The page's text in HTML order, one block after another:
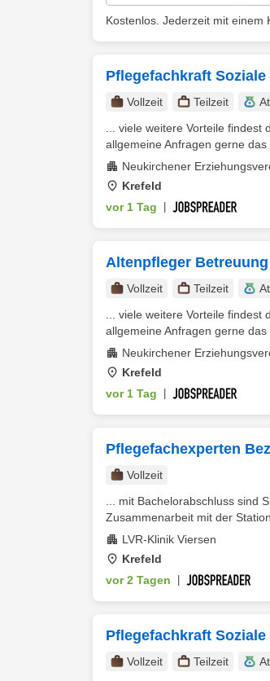
Kostenlos. Jederzeit mit einem
Pflegefachkraft
Vollzeit Teilzeit
... viele weitere Vorteile
allgemeine Anfragen gerne das
Neukirchener
Krefeld
vor 1 Tag
Altenpfleger
Vollzeit Teilzeit
... viele weitere Vorteile
allgemeine Anfragen gerne das
Neukirchener
Krefeld
vor 1 Tag
Pflegefachexperten
Vollzeit
... mit Bachelorabschluss sind
Zusammenarbeit mit der
LVR-Klinik Viersen
Krefeld
vor 2 Tagen
Pflegefachkraft
Vollzeit Teilzeit